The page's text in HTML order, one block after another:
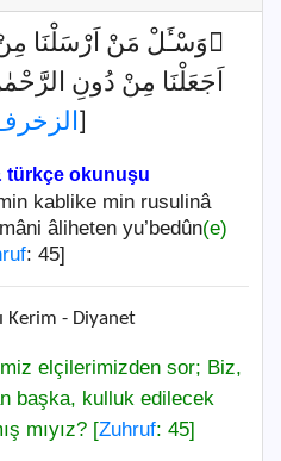
﴿وَسْـَٔلْ مَنْ اَرْسَلْنَا
اَجَعَلْنَا مِنْ دُونِ
türkçe okunuşu
kablike min rusulinâ
âliheten yu’bedûn(e)
: 45]
Kerim - Diyanet
elçilerimizden sor; Biz,
başka, kulluk edilecek
mıyız? [Zuhruf: 45]